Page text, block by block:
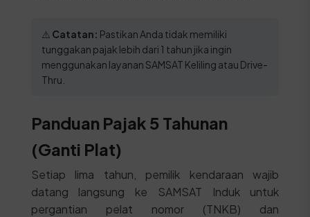
⚠️ Catatan: Pastikan Anda tidak memiliki
tunggakan pajak lebih dari 1 tahun jika ingin
menggunakan layanan SAMSAT Keliling atau Drive-
Thru.
Panduan Pajak 5 Tahunan
(Ganti Plat)
Setiap lima tahun, pemilik kendaraan wajib
datang langsung ke SAMSAT Induk untuk
pergantian pelat nomor (TNKB) dan